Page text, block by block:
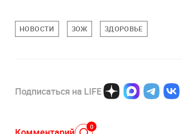
НОВОСТИ ЗОЖ ЗДОРОВЬЕ
Подписаться на LIFE
0